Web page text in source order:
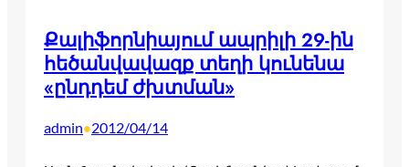
Քալիֆորնիայում ապրիլի 29-ին
հեծանվավազք տեղի կունենա
«ընդդեմ ժխտման»
admin•2012/04/14